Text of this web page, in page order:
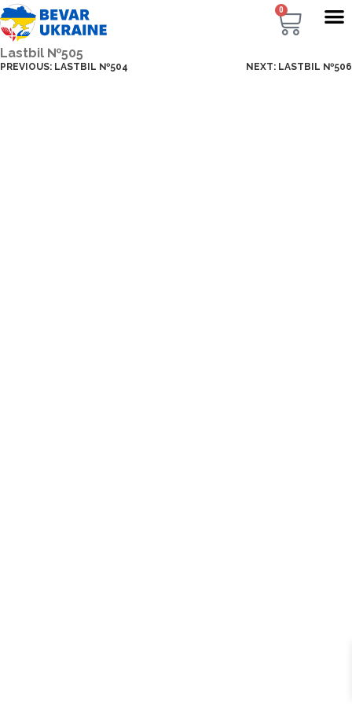
0
Lastbil №505
PREVIOUS: LASTBIL №504 NEXT: LASTBIL №506